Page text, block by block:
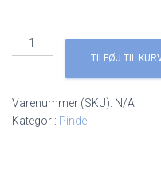
Addi
Rundpinde
Messing
antal
TILFØJ TIL
Varenummer (SKU): N/A
Kategori: Pinde